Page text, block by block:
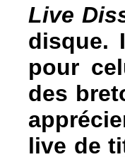
Live
disque.
pour
des
live de